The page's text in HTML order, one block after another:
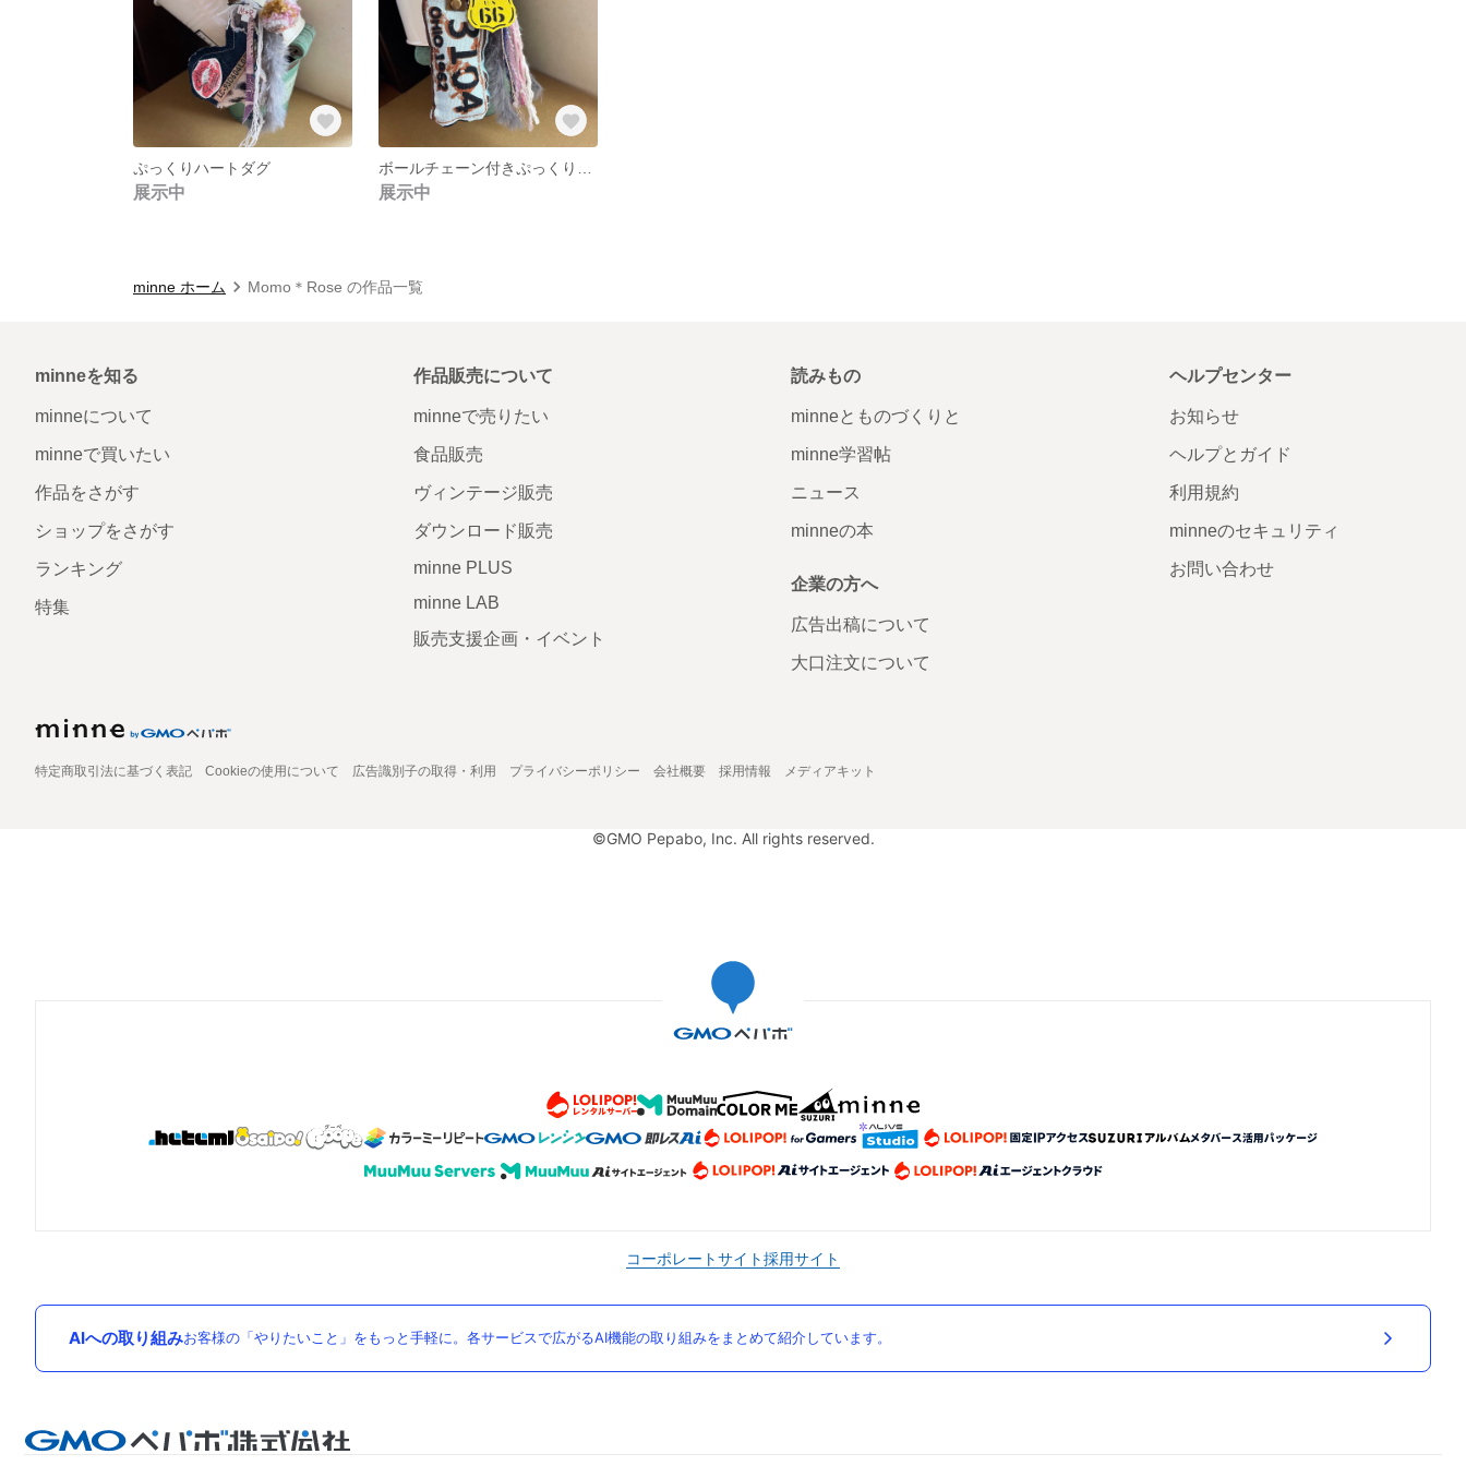
ぷっくりハートダグ
展示中 展示中
minne ホーム Momo＊Rose の作品一覧
minneを知る
minneについて
minneで買いたい
作品をさがす
ショップをさがす
ランキング
特集
作品販売について
minneで売りたい
食品販売
ヴィンテージ販売
ダウンロード販売
minne PLUS
minne LAB
販売支援企画・イベント
読みもの
minneとものづくりと
minne学習帖
ニュース
minneの本
企業の方へ
広告出稿について
大口注文について
ヘルプセンター
お知らせ
ヘルプとガイド
利用規約
minneのセキュリティ
お問い合わせ
特定商取引法に基づく表記 Cookieの使用について 広告識別子の取得・利用 プライバシーポリシー 会社概要 採用情報 メディアキット
©GMO Pepabo, Inc. All rights reserved.
コーポレートサイト採用サイト
AIへの取り組みお客様の「やりたいこと」をもっと手軽に。各サービスで広がるAI機能の取り組みをまとめて紹介しています。